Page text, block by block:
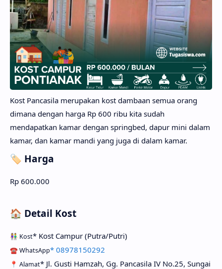
Kost Pancasila merupakan kost dambaan semua orang
dimana dengan harga Rp 600 ribu kita sudah
mendapatkan kamar dengan springbed, dapur mini dalam
kamar, dan kamar mandi yang juga di dalam kamar.
🏷️ Harga
Rp 600.000
🏠 Detail Kost
👫 Kost* Kost Campur (Putra/Putri)
☎️ WhatsApp* 08978150292
📍 Alamat* Jl. Gusti Hamzah, Gg. Pancasila IV No.25, Sungai